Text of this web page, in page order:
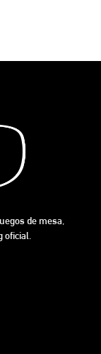
de mesa,
oficial.